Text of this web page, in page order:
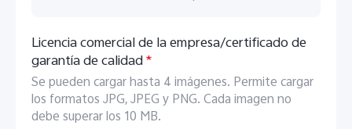
Licencia comercial de la empresa/certificado de
garantía de calidad*
Se pueden cargar hasta 4 imágenes. Permite cargar
los formatos JPG, JPEG y PNG. Cada imagen no
debe superar los 10 MB.